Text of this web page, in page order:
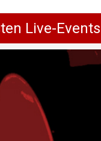
Live-Events